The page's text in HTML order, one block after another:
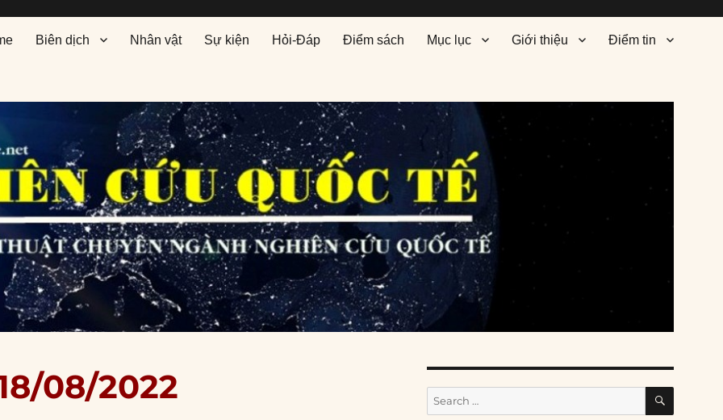
Biên dịch Nhân vật Sự kiện Hỏi-Đáp Điểm sách Mục lục Giới thiệu Điểm tin
08/2022
Search
for:
SEARCH